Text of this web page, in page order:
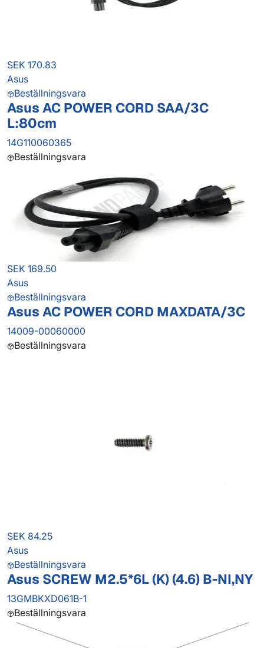
SEK 170.83
Asus
Beställningsvara
Asus AC POWER CORD SAA/3C
L:80cm
14G110060365
Beställningsvara
SEK 169.50
Asus
Beställningsvara
Asus AC POWER CORD MAXDATA/3C
14009-00060000
Beställningsvara
SEK 84.25
Asus
Beställningsvara
Asus SCREW M2.5*6L (K) (4.6) B-NI,NY
13GMBKXD061B-1
Beställningsvara